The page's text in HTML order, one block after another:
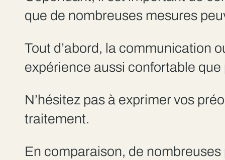
que de nombreuses mesures
Tout d’abord, la communication
expérience aussi confortable que
N’hésitez pas à exprimer vos
traitement.
En comparaison, de